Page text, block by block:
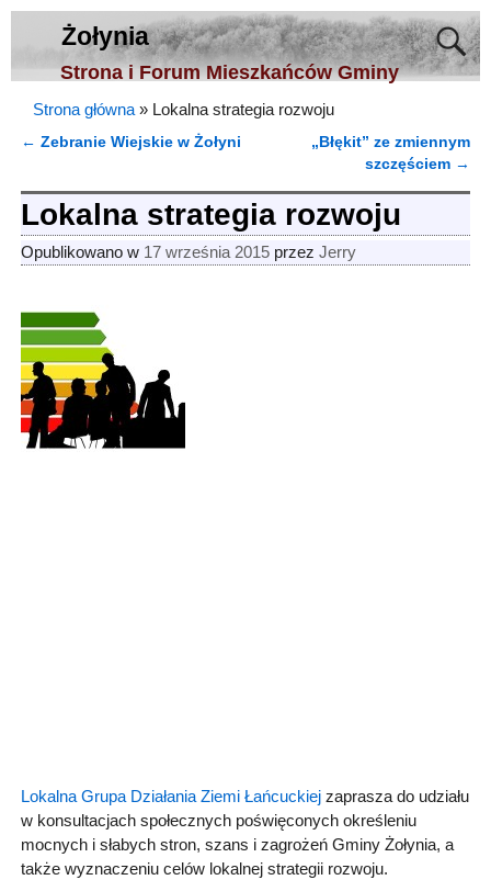
Żołynia
Strona i Forum Mieszkańców Gminy
Strona główna » Lokalna strategia rozwoju
← Zebranie Wiejskie w Żołyni
„Błękit” ze zmiennym
szczęściem →
Lokalna strategia rozwoju
Opublikowano w 17 września 2015 przez Jerry
Lokalna Grupa Działania Ziemi Łańcuckiejzaprasza do udziału
w konsultacjach społecznych poświęconych określeniu
mocnych i słabych stron, szans i zagrożeń Gminy Żołynia, a
także wyznaczeniu celów lokalnej strategii rozwoju.